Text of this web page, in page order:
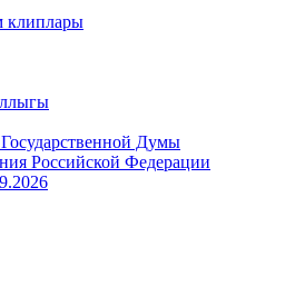
клиплары
Думы
Российской Федерации